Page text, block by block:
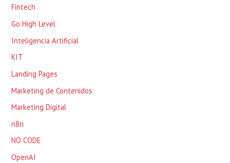
Fintech
Go High Level
Inteligencia Artificial
KIT
Landing Pages
Marketing de Contenidos
Marketing Digital
n8n
NO CODE
OpenAI